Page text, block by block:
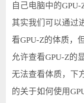
自己电脑中的
其实我们可以通过
看GPU-Z的体质，
允许查看GPU-Z的
无法查看体质，下
的关于如何使用